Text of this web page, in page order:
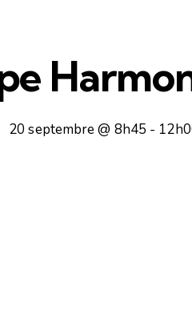
20 septembre @ 8h45 -